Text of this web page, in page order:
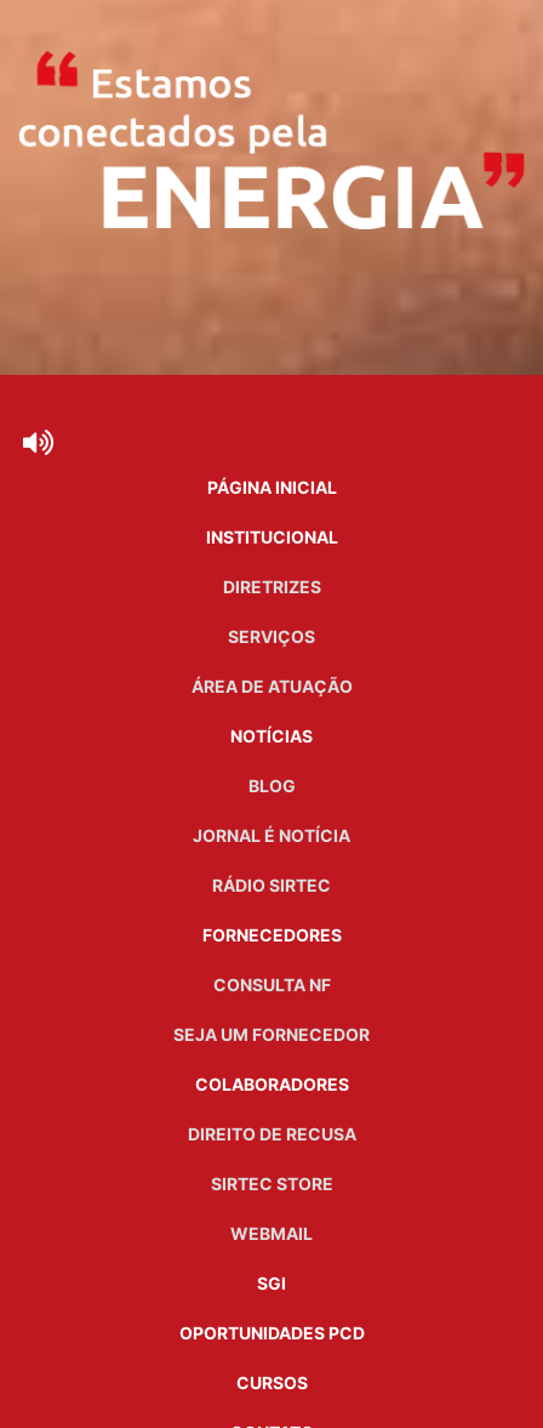
PÁGINA INICIAL
INSTITUCIONAL
DIRETRIZES
SERVIÇOS
ÁREA DE ATUAÇÃO
NOTÍCIAS
BLOG
JORNAL É NOTÍCIA
RÁDIO SIRTEC
FORNECEDORES
CONSULTA NF
SEJA UM FORNECEDOR
COLABORADORES
DIREITO DE RECUSA
SIRTEC STORE
WEBMAIL
SGI
OPORTUNIDADES PCD
CURSOS